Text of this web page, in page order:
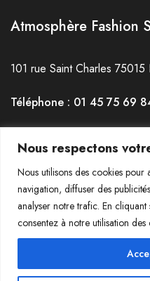
Nous respectons
Nous utilisons des cookies
navigation, diffuser des
analyser notre trafic. En
consentez à notre utilisation des
Atmosphère Fashion
101 rue Saint Charles 75015
Téléphone : 01 45 75 69
Horaires : du mardi au